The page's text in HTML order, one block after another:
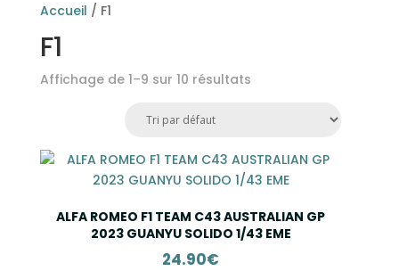
Accueil / F1
F1
Affichage de 1–9 sur 10 résultats
ALFA ROMEO F1 TEAM C43 AUSTRALIAN GP
2023 GUANYU SOLIDO 1/43 EME
24.90€